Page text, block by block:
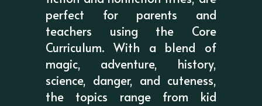
perfect for parents and
teachers using the Core
Curriculum. With a blend of
magic, adventure, history,
science, danger, and cuteness,
the topics range from kid